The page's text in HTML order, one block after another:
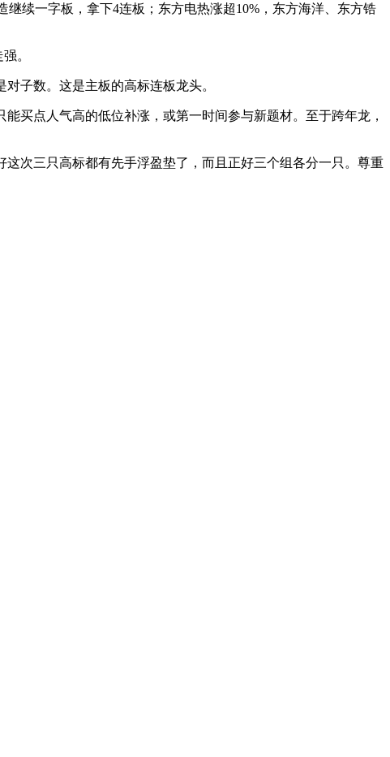
续一字板，拿下4连板；东方电热涨超10%，东方海洋、东方锆
。
子数。这是主板的高标连板龙头。
买点人气高的低位补涨，或第一时间参与新题材。至于跨年龙，
次三只高标都有先手浮盈垫了，而且正好三个组各分一只。尊重